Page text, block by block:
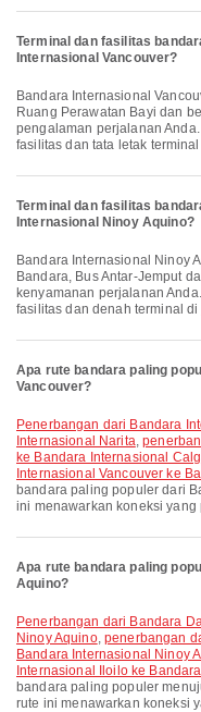
Terminal dan fasilitas
Internasional Vancouver?
Bandara Internasional Vancouver menawarkan Tempat Parkir, Taksi,
Ruang Perawatan Bayi dan
pengalaman perjalanan
fasilitas dan tata letak terminal
Terminal dan fasilitas
Internasional Ninoy Aquino?
Bandara Internasional Ninoy Aquino menawarkan Ruang Tunggu, Hotel
Bandara, Bus Antar-Jemput
kenyamanan perjalanan
fasilitas dan denah terminal di
Apa rute bandara paling
Vancouver?
penerbangan dari Bandara Internasional Vancouver ke Bandara
Internasional Narita,
ke Bandara Internasional
Internasional Vancouver ke
bandara paling populer dari
ini menawarkan koneksi
Apa rute bandara paling
Aquino?
penerbangan dari Bandara Daniel Z Romualdez ke Bandara Internasional
Ninoy Aquino, penerbangan
Bandara Internasional Ninoy
Internasional Iloilo ke
bandara paling populer
rute ini menawarkan koneksi